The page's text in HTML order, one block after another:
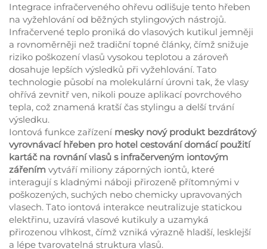
Integrace infračerveného ohřevu odlišuje tento hřeben
na vyžehlování od běžných stylingových nástrojů.
Infračervené teplo proniká do vlasových kutikul jemněji
a rovnoměrněji než tradiční topné články, čímž snižuje
riziko poškození vlasů vysokou teplotou a zároveň
dosahuje lepších výsledků při vyžehlování. Tato
technologie působí na molekulární úrovni tak, že vlasy
ohřívá zevnitř ven, nikoli pouze aplikací povrchového
tepla, což znamená kratší čas stylingu a delší trvání
výsledku.
Iontová funkce zařízení mesky nový produkt bezdrátový
vyrovnávací hřeben pro hotel cestování domácí použití
kartáč na rovnání vlasů s infračerveným iontovým
zářením vytváří miliony záporných iontů, které
interagují s kladnými náboji přirozeně přítomnými v
poškozených, suchých nebo chemicky upravovaných
vlasech. Tato iontová interakce neutralizuje statickou
elektřinu, uzavírá vlasové kutikuly a uzamyká
přirozenou vlhkost, čímž vzniká výrazně hladší, lesklejší
a lépe tvarovatelná struktura vlasů.